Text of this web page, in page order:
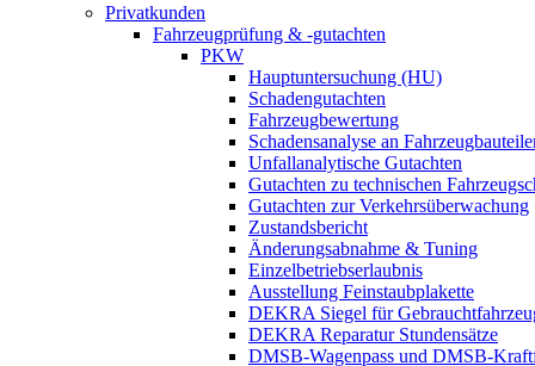
Privatkunden
Fahrzeugprüfung & -gutachten
PKW
Hauptuntersuchung (HU)
Schadengutachten
Fahrzeugbewertung
Schadensanalyse an
Unfallanalytische Gutachten
Gutachten zu technischen
Gutachten zur Verkehrsüberwachung
Zustandsbericht
Änderungsabnahme & Tuning
Einzelbetriebserlaubnis
Ausstellung Feinstaubplakette
DEKRA Siegel für
DEKRA Reparatur Stundensätze
DMSB-Wagenpass und DMSB-